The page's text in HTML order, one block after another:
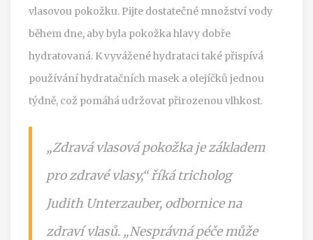
vlasovou pokožku. Pijte dostatečné množství vody
během dne, aby byla pokožka hlavy dobře
hydratovaná. K vyvážené hydrataci také přispívá
používání hydratačních masek a olejíčků jednou
týdně, což pomáhá udržovat přirozenou vlhkost.
„Zdravá vlasová pokožka je základem
pro zdravé vlasy,“ říká tricholog
Judith Unterzauber, odbornice na
zdraví vlasů. „Nesprávná péče může